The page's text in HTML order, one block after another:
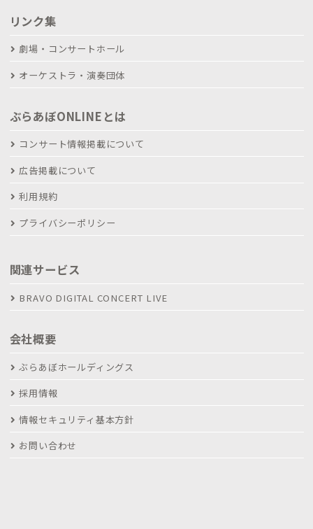
リンク集
劇場・コンサートホール
オーケストラ・演奏団体
ぶらあぼONLINEとは
コンサート情報掲載について
広告掲載について
利用規約
プライバシーポリシー
関連サービス
BRAVO DIGITAL CONCERT LIVE
会社概要
ぶらあぼホールディングス
採用情報
情報セキュリティ基本方針
お問い合わせ